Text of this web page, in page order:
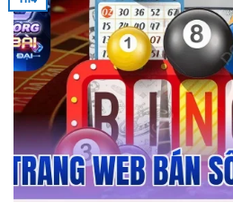
Trang Web Bán Số Lô Đề Uy Tín